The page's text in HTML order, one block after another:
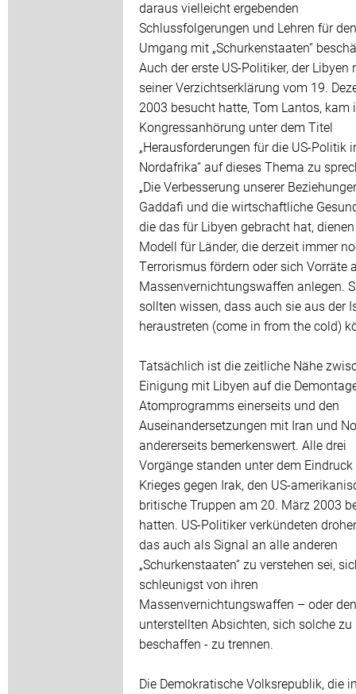
daraus vielleicht ergebenden
Schlussfolgerungen und Lehren für den
Umgang mit „Schurkenstaaten“
Auch der erste US-Politiker, der Libyen
seiner Verzichtserklärung vom 19.
2003 besucht hatte, Tom Lantos, kam
Kongressanhörung unter dem Titel
„Herausforderungen für die US-Politik
Nordafrika“ auf dieses Thema zu
„Die Verbesserung unserer
Gaddafi und die wirtschaftliche
die das für Libyen gebracht hat,
Modell für Länder, die derzeit immer
Terrorismus fördern oder sich Vorräte
Massenvernichtungswaffen anlegen.
sollten wissen, dass auch sie aus der
heraustreten (come in from the cold)
Tatsächlich ist die zeitliche Nähe
Einigung mit Libyen auf die
Atomprogramms einerseits und den
Auseinandersetzungen mit Iran und
andererseits bemerkenswert. Alle drei
Vorgänge standen unter dem Eindruck
Krieges gegen Irak, den US-
britische Truppen am 20. März 2003
hatten. US-Politiker verkündeten
das auch als Signal an alle anderen
„Schurkenstaaten“ zu verstehen sei,
schleunigst von ihren
Massenvernichtungswaffen – oder den
unterstellten Absichten, sich solche zu
beschaffen - zu trennen.
Die Demokratische Volksrepublik, die